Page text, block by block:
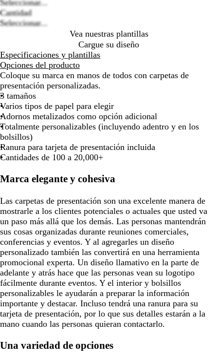
las
flechas
para
arrastrar
para
arrastrar
para
Seleccionar...
Cantidad
Seleccionar...
Vea nuestras plantillas
Cargue su diseño
Especificaciones y plantillas
Opciones del producto
Coloque su marca en manos de todos con carpetas de
presentación personalizadas.
3 tamaños
Varios tipos de papel para elegir
Adornos metalizados como opción adicional
Totalmente personalizables (incluyendo adentro y en los
bolsillos)
Ranura para tarjeta de presentación incluida
Cantidades de 100 a 20,000+
Marca elegante y cohesiva
Las carpetas de presentación son una excelente manera de
mostrarle a los clientes potenciales o actuales que usted va
un paso más allá que los demás. Las personas mantendrán
sus cosas organizadas durante reuniones comerciales,
conferencias y eventos. Y al agregarles un diseño
personalizado también las convertirá en una herramienta
promocional experta. Un diseño llamativo en la parte de
adelante y atrás hace que las personas vean su logotipo
fácilmente durante eventos. Y el interior y bolsillos
personalizables le ayudarán a preparar la información
importante y destacar. Incluso tendrá una ranura para su
tarjeta de presentación, por lo que sus detalles estarán a la
mano cuando las personas quieran contactarlo.
Una variedad de opciones